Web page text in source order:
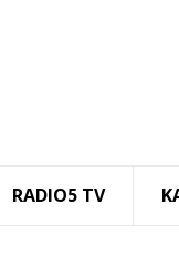
RADIO5 TV